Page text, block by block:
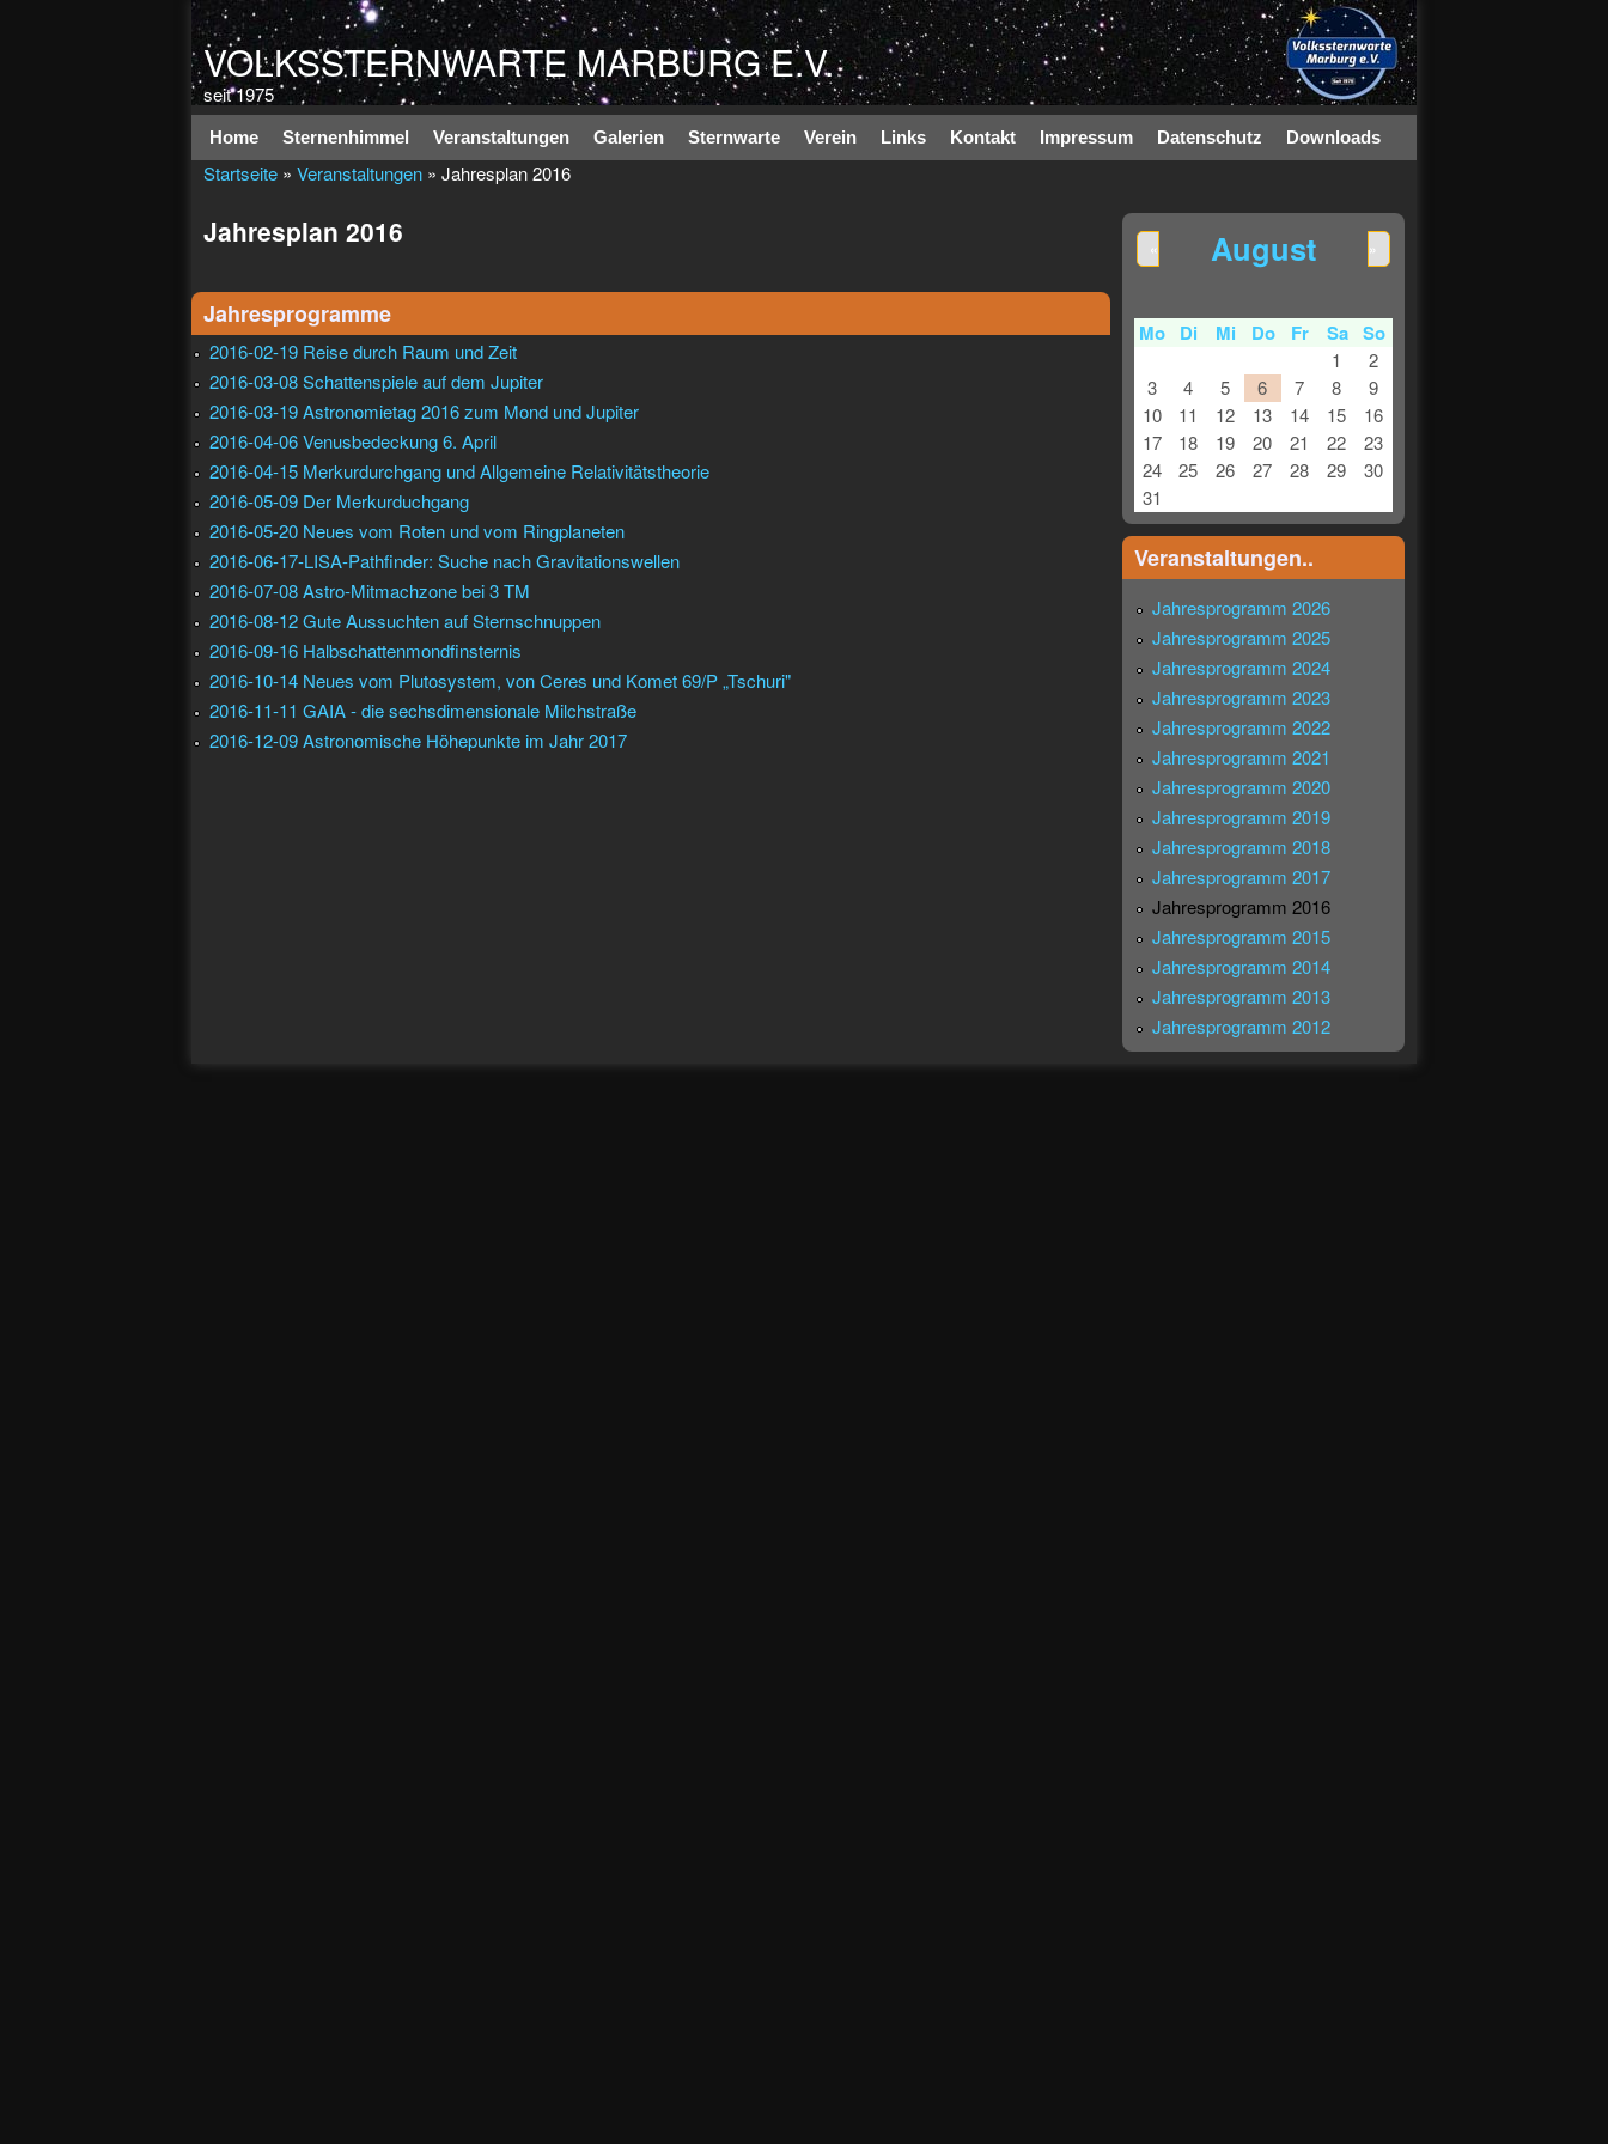
Direkt zum Inhalt
VOLKSSTERNWARTE MARBURG E.V.
seit 1975
Hauptmenü
Home Sternenhimmel Veranstaltungen Galerien Sternwarte Verein Links Kontakt Impressum Datenschutz Downloads
Startseite » Veranstaltungen » Jahresplan 2016
Jahresplan 2016
Jahresprogramme
2016-02-19 Reise durch Raum und Zeit
2016-03-08 Schattenspiele auf dem Jupiter
2016-03-19 Astronomietag 2016 zum Mond und Jupiter
2016-04-06 Venusbedeckung 6. April
2016-04-15 Merkurdurchgang und Allgemeine Relativitätstheorie
2016-05-09 Der Merkurduchgang
2016-05-20 Neues vom Roten und vom Ringplaneten
2016-06-17-LISA-Pathfinder: Suche nach Gravitationswellen
2016-07-08 Astro-Mitmachzone bei 3 TM
2016-08-12 Gute Aussuchten auf Sternschnuppen
2016-09-16 Halbschattenmondfinsternis
2016-10-14 Neues vom Plutosystem, von Ceres und Komet 69/P „Tschuri"
2016-11-11 GAIA - die sechsdimensionale Milchstraße
2016-12-09 Astronomische Höhepunkte im Jahr 2017
August
« »
Mo Di Mi Do Fr Sa So
1
2
3
4 5 6 7 8
9
10
11 12 13 14 15
16
17
18 19 20 21 22
23
24
25 26 27 28 29
30
31
Veranstaltungen..
Jahresprogramm 2026
Jahresprogramm 2025
Jahresprogramm 2024
Jahresprogramm 2023
Jahresprogramm 2022
Jahresprogramm 2021
Jahresprogramm 2020
Jahresprogramm 2019
Jahresprogramm 2018
Jahresprogramm 2017
Jahresprogramm 2016
Jahresprogramm 2015
Jahresprogramm 2014
Jahresprogramm 2013
Jahresprogramm 2012